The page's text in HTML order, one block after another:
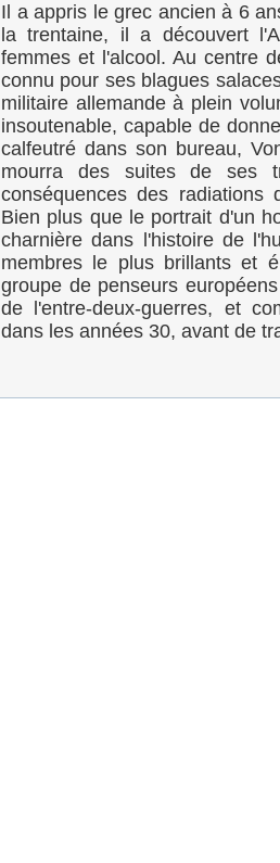
Il a appris le grec ancien à 6
la trentaine, il a découvert
femmes et l'alcool. Au centre
connu pour ses blagues
militaire allemande à plein
insoutenable, capable de
calfeutré dans son bureau,
mourra des suites de ses
conséquences des radiations
Bien plus que le portrait d'un
charnière dans l'histoire de
membres le plus brillants et
groupe de penseurs
de l'entre-deux-guerres, et
dans les années 30, avant de